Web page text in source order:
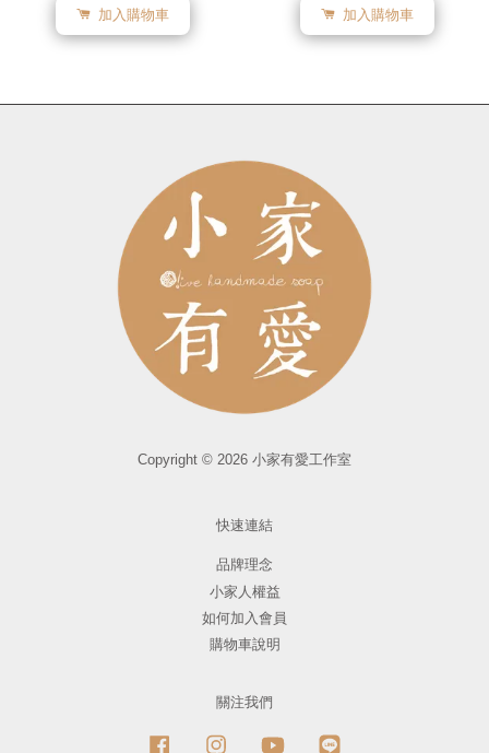
加入購物車 加入購物車
Copyright © 2026 小家有愛工作室
快速連結
品牌理念
小家人權益
如何加入會員
購物車說明
關注我們
Facebook Instagram YouTube